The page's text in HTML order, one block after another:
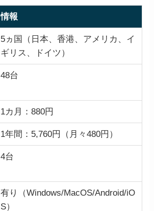
情報
5ヵ国（日本、香港、アメリカ、イ
ギリス、ドイツ）
48台
1カ月：880円
1年間：5,760円（月々480円）
4台
有り（Windows/MacOS/Android/iO
S）